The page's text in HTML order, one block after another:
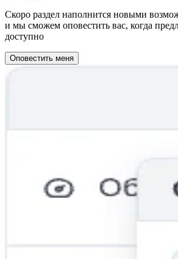
Скоро раздел наполнится новыми
и мы сможем оповестить вас, когда
доступно
Оповестить меня